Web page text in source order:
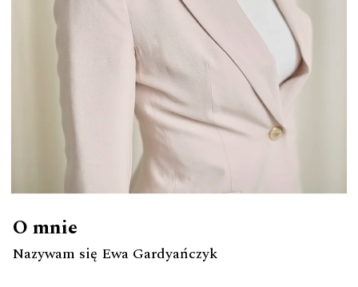
O mnie
Nazywam się Ewa Gardyańczyk